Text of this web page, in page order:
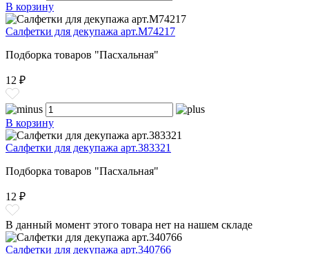
В корзину
Салфетки для декупажа арт.M74217
Подборка товаров "Пасхальная"
12 ₽
В корзину
Салфетки для декупажа арт.383321
Подборка товаров "Пасхальная"
12 ₽
В данный момент этого товара нет на нашем складе
Салфетки для декупажа арт.340766